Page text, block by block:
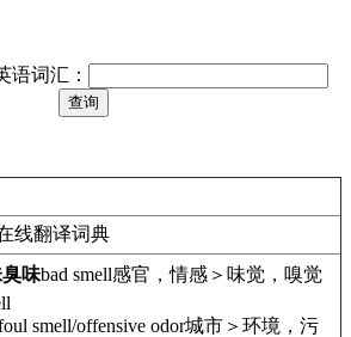
语词汇：
线翻译词典
臭味bad smell感官，情感＞味觉，嗅觉
smell/offensive odor城市＞环境，污